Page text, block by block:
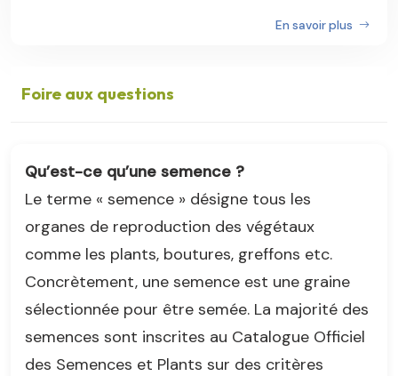
En savoir plus
Foire aux questions
Qu’est-ce qu’une semence ?
Le terme « semence » désigne tous les
organes de reproduction des végétaux
comme les plants, boutures, greffons etc.
Concrètement, une semence est une graine
sélectionnée pour être semée. La majorité des
semences sont inscrites au Catalogue Officiel
des Semences et Plants sur des critères